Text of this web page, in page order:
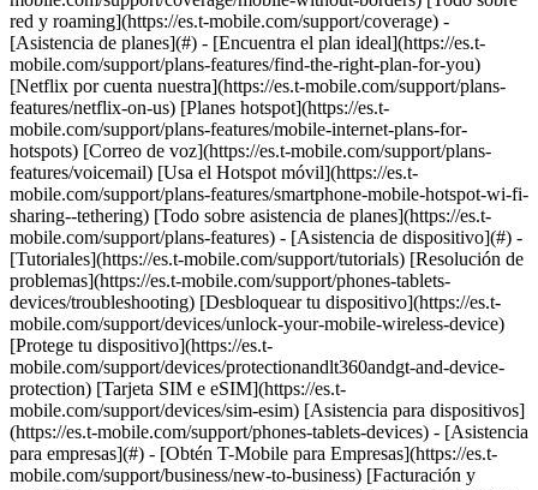
red y roaming](https://es.t-mobile.com/support/coverage) -
[Asistencia de planes](#) - [Encuentra el plan ideal](https://es.t-
mobile.com/support/plans-features/find-the-right-plan-for-you)
[Netflix por cuenta nuestra](https://es.t-mobile.com/support/plans-
features/netflix-on-us) [Planes hotspot](https://es.t-
mobile.com/support/plans-features/mobile-internet-plans-for-
hotspots) [Correo de voz](https://es.t-mobile.com/support/plans-
features/voicemail) [Usa el Hotspot móvil](https://es.t-
mobile.com/support/plans-features/smartphone-mobile-hotspot-wi-fi-
sharing--tethering) [Todo sobre asistencia de planes](https://es.t-
mobile.com/support/plans-features) - [Asistencia de dispositivo](#) -
[Tutoriales](https://es.t-mobile.com/support/tutorials) [Resolución de
problemas](https://es.t-mobile.com/support/phones-tablets-
devices/troubleshooting) [Desbloquear tu dispositivo](https://es.t-
mobile.com/support/devices/unlock-your-mobile-wireless-device)
[Protege tu dispositivo](https://es.t-
mobile.com/support/devices/protectionandlt360andgt-and-device-
protection) [Tarjeta SIM e eSIM](https://es.t-
mobile.com/support/devices/sim-esim) [Asistencia para dispositivos]
(https://es.t-mobile.com/support/phones-tablets-devices) - [Asistencia
para empresas](#) - [Obtén T-Mobile para Empresas](https://es.t-
mobile.com/support/business/new-to-business) [Facturación y